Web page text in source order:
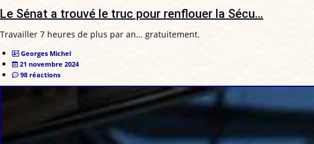
Le Sénat a trouvé le truc pour renflouer la Sécu…
Travailler 7 heures de plus par an… gratuitement.
Georges Michel
21 novembre 2024
98 réactions